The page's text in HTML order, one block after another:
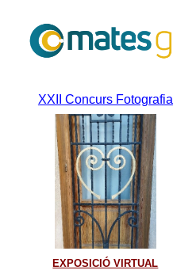
XXII Concurs Fotografia
EXPOSICIÓ VIRTUAL